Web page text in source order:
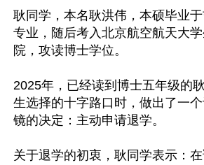
耿同学，本名耿洪伟，本硕毕业
专业，随后考入北京航空航天大
院，攻读博士学位。
2025年，已经读到博士五年级的
生选择的十字路口时，做出了一
镜的决定：主动申请退学。
关于退学的初衷，耿同学表示：